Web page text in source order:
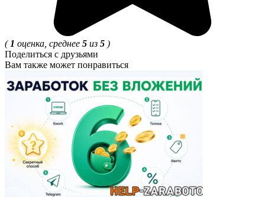
( 1 оценка, среднее 5 из 5 )
Поделиться с друзьями
Вам также может понравиться